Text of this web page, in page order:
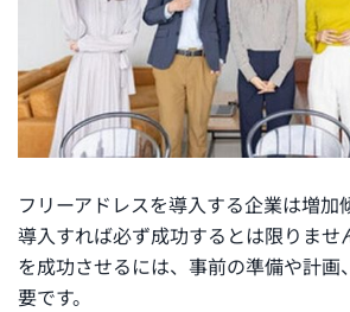
フリーアドレスを導入する企業は増加
導入すれば必ず成功するとは限りませ
を成功させるには、事前の準備や計画
要です。